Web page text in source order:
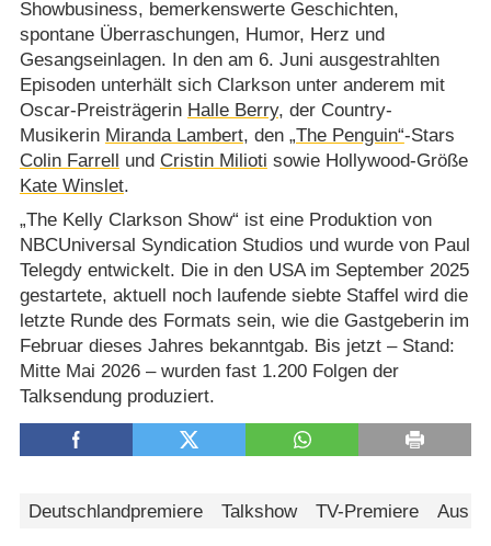
Showbusiness, bemerkenswerte Geschichten,
spontane Überraschungen, Humor, Herz und
Gesangseinlagen. In den am 6. Juni ausgestrahlten
Episoden unterhält sich Clarkson unter anderem mit
Oscar-Preisträgerin Halle Berry, der Country-
Musikerin Miranda Lambert, den „The Penguin“-Stars
Colin Farrell und Cristin Milioti sowie Hollywood-Größe
Kate Winslet.
„The Kelly Clarkson Show“ ist eine Produktion von
NBCUniversal Syndication Studios und wurde von Paul
Telegdy entwickelt. Die in den USA im September 2025
gestartete, aktuell noch laufende siebte Staffel wird die
letzte Runde des Formats sein, wie die Gastgeberin im
Februar dieses Jahres bekanntgab. Bis jetzt – Stand:
Mitte Mai 2026 – wurden fast 1.200 Folgen der
Talksendung produziert.
Deutschlandpremiere Talkshow TV-Premiere Aus